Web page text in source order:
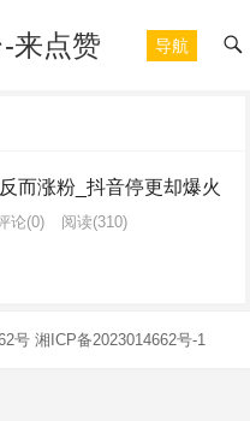
来点赞 导航
而涨粉_抖音停更却爆火
论(0) 阅读(310)
号 湘ICP备2023014662号-1